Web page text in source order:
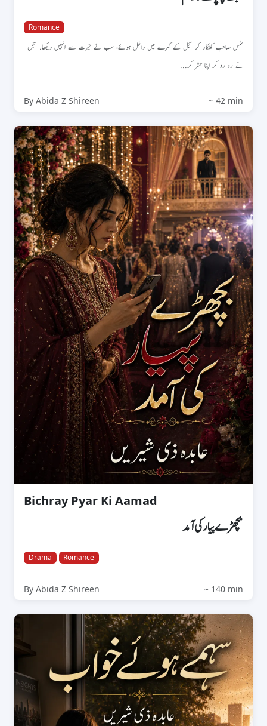
Romance
شمس صاحب کھنکار کر سجل کے کمرے میں داخل ہوئے، سب نے حیرت سے انہیں دیکھا. سجل
نے رو رو کر اپنا حشر کر...
By Abida Z Shireen ~ 42 min
Bichray Pyar Ki Aamad
بچھڑے پیار کی آمد
Drama Romance
By Abida Z Shireen ~ 140 min